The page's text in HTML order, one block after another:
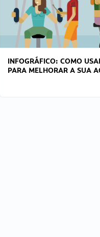
INFOGRÁFICO: COMO
PARA MELHORAR A SUA